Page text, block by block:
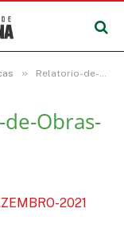
» Relatorio-de-Execucao-de-Obras-DEZEMBRO-2021
Obras-
2021